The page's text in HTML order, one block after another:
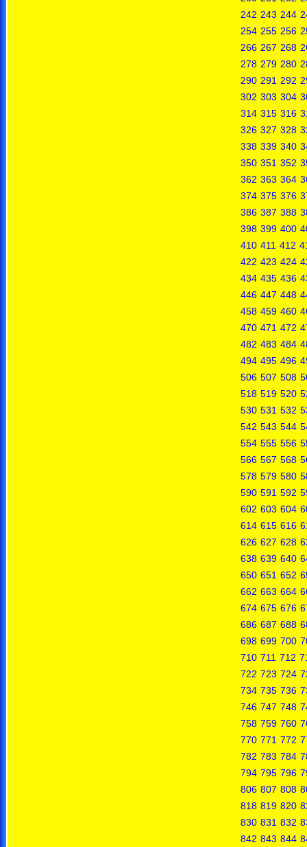
242 243 244
254 255 256
266 267 268
278 279 280
290 291 292
302 303 304
314 315 316
326 327 328
338 339 340
350 351 352
362 363 364
374 375 376
386 387 388
398 399 400
410 411 412
422 423 424
434 435 436
446 447 448
458 459 460
470 471 472
482 483 484
494 495 496
506 507 508
518 519 520
530 531 532
542 543 544
554 555 556
566 567 568
578 579 580
590 591 592
602 603 604
614 615 616
626 627 628
638 639 640
650 651 652
662 663 664
674 675 676
686 687 688
698 699 700
710 711 712
722 723 724
734 735 736
746 747 748
758 759 760
770 771 772
782 783 784
794 795 796
806 807 808
818 819 820
830 831 832
842 843 844